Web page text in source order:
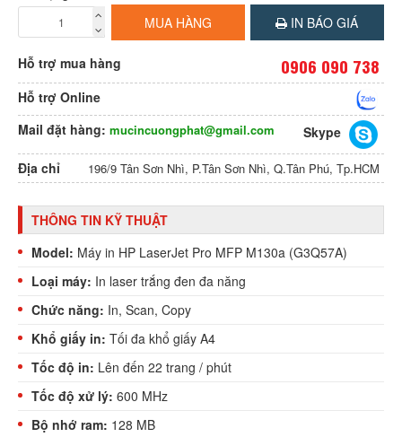
MUA HÀNG
IN BÁO GIÁ
Hỗ trợ mua hàng 0906 090 738
Hỗ trợ Online
Mail đặt hàng: mucincuongphat@gmail.com
Skype
Địa chỉ
196/9 Tân Sơn Nhì, P.Tân Sơn Nhì, Q.Tân Phú, Tp.HCM
THÔNG TIN KỸ THUẬT
Model: Máy in HP LaserJet Pro MFP M130a (G3Q57A)
Loại máy: In laser trắng đen đa năng
Chức năng: In, Scan, Copy
Khổ giấy in: Tối đa khổ giấy A4
Tốc độ in: Lên đến 22 trang / phút
Tốc độ xử lý: 600 MHz
Bộ nhớ ram: 128 MB